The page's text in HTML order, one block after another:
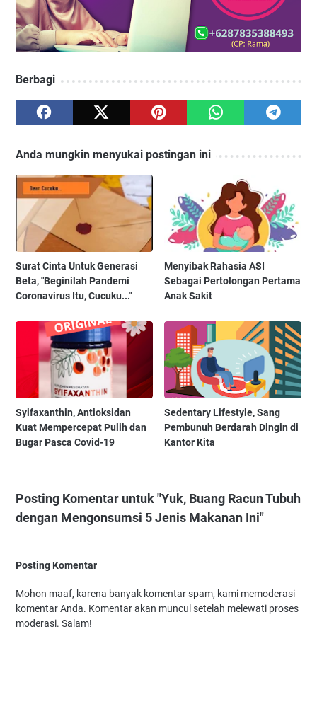
Berbagi
Anda mungkin menyukai postingan ini
Surat Cinta Untuk Generasi
Beta, "Beginilah Pandemi
Coronavirus Itu, Cucuku..."
Menyibak Rahasia ASI
Sebagai Pertolongan Pertama
Anak Sakit
Syifaxanthin, Antioksidan
Kuat Mempercepat Pulih dan
Bugar Pasca Covid-19
Sedentary Lifestyle, Sang
Pembunuh Berdarah Dingin di
Kantor Kita
Posting Komentar untuk "Yuk, Buang Racun Tubuh
dengan Mengonsumsi 5 Jenis Makanan Ini"
Posting Komentar
Mohon maaf, karena banyak komentar spam, kami memoderasi
komentar Anda. Komentar akan muncul setelah melewati proses
moderasi. Salam!